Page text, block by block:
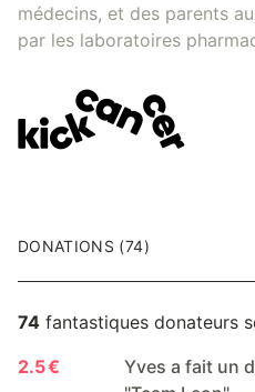
médecins, et des parents
par les laboratoires
DONATIONS (74)
74 fantastiques donateurs
2.5 €
Yves a fait un